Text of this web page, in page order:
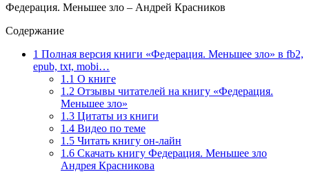
Федерация. Меньшее зло – Андрей Красников
Содержание
1 Полная версия книги «Федерация. Меньшее зло» в fb2,
epub, txt, mobi…
1.1 О книге
1.2 Отзывы читателей на книгу «Федерация.
Меньшее зло»
1.3 Цитаты из книги
1.4 Видео по теме
1.5 Читать книгу он-лайн
1.6 Скачать книгу Федерация. Меньшее зло
Андрея Красникова